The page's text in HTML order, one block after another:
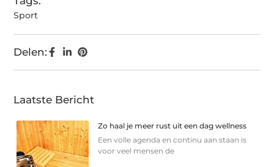
Sport
Delen:
Laatste Bericht
Zo haal je meer rust uit een dag wellness
Een volle agenda en continu aan staan is
voor veel mensen de